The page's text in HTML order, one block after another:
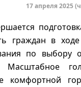
17 апреля 2025
граждан в
по выбору
Масштабное
комфортной